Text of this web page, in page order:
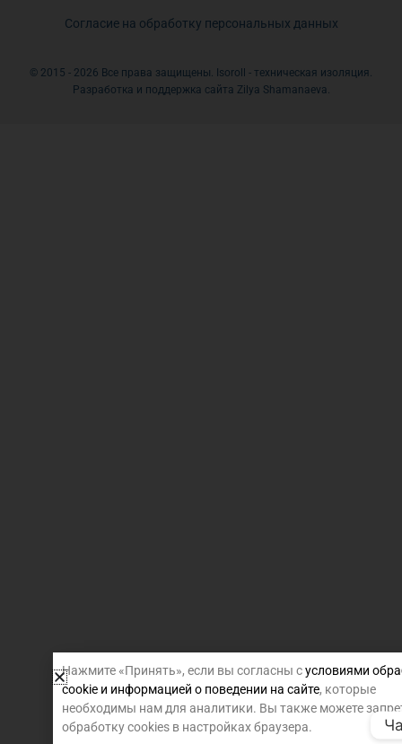
Согласие на обработку персональных данных
© 2015 - 2026 Все права защищены. Isoroll - техническая изоляция.
Разработка и поддержка сайта Zilya Shamanaeva.
Нажмите «Принять», если вы согласны сусловиями
cookie и информацией о поведении на сайте, которые
необходимы нам для аналитики. Вы также можете
обработку cookies в настройках браузера.